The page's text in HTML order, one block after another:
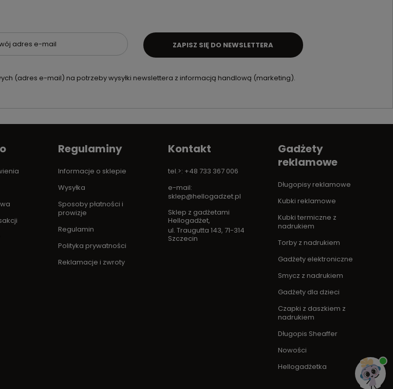
adres e-mail
(adres e-mail) na potrzeby wysyłki newslettera z informacją handlową (marketing).
ZAPISZ SIĘ DO NEWSLETTERA
Regulaminy
Informacje o sklepie
Wysyłka
Sposoby płatności i
prowizje
Regulamin
Polityka prywatności
Reklamacje i zwroty
Kontakt
tel.>: +48 733 367 006
e-mail:
sklep@hellogadzet.pl
Sklep z gadżetami
Hellogadżet,
ul. Traugutta 143, 71-314
Szczecin
Gadżety
reklamowe
Długopisy reklamowe
Kubki reklamowe
Kubki termiczne z
nadrukiem
Torby z nadrukiem
Gadżety elektroniczne
Smycz z nadrukiem
Gadżety dla dzieci
Czapki z daszkiem z
nadrukiem
Długopis Sheaffer
Nowości
Hellogadżetka